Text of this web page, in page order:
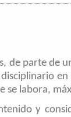
de parte de
se labora,
y